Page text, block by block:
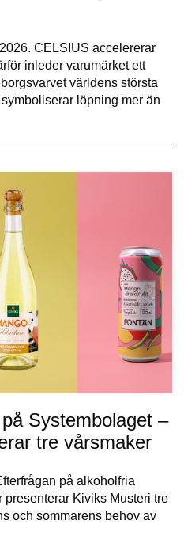
CELSIUS accelererar
inleder varumärket ett
världens största
löpning mer än
Systembolaget –
tre vårsmaker
på alkoholfria
Kiviks Musteri tre
och sommarens behov av